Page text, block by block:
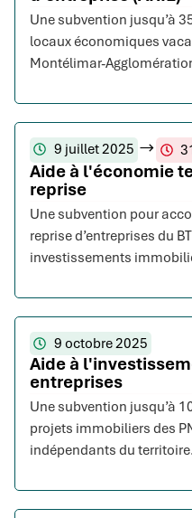
Une subvention jusqu’à
locaux économiques
Montélimar-
9 juillet 2025
Aide à l'économie
reprise
Une subvention pour
reprise d’entreprises du
investissements
9 octobre 2025
Aide à
entreprises
Une subvention jusqu’à
projets immobiliers des
indépendants du